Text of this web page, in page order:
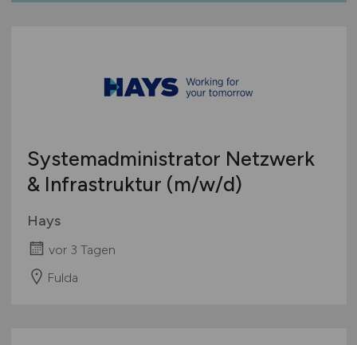
Systemadministrator Netzwerk
& Infrastruktur (m/w/d)
Hays
vor 3 Tagen
Fulda